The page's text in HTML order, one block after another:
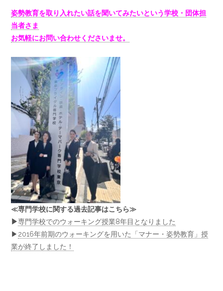
姿勢教育を取り入れたい話を聞いてみたいという学校・団体担
当者さま
お気軽にお問い合わせくださいませ。
≪専門学校に関する過去記事はこちら≫
▶専門学校でのウォーキング授業8年目となりました
▶ 2016年前期のウォーキングを用いた「マナー・姿勢教育」授
業が終了しました！